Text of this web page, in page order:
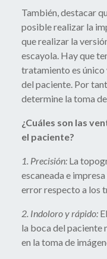
También, destacar
posible realizar la
que realizar la
escayola. Hay que
tratamiento es único
del paciente. Por
determine la toma
¿Cuáles son las
el paciente?
1. Precisión: La
escaneada e
error respecto a los
2. Indoloro y rápido:
la boca del paciente
en la toma de